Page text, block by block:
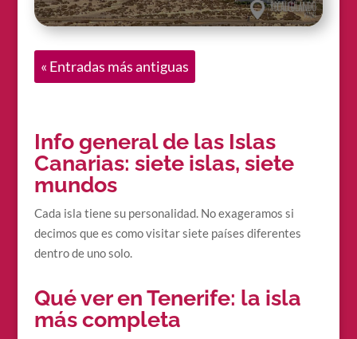
« Entradas más antiguas
Info general de las Islas
Canarias: siete islas, siete
mundos
Cada isla tiene su personalidad. No exageramos si
decimos que es como visitar siete países diferentes
dentro de uno solo.
Qué ver en Tenerife: la isla
más completa